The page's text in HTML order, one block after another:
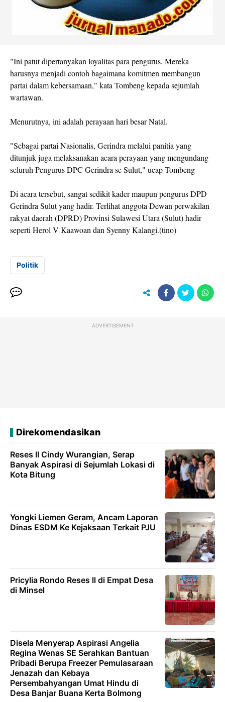
"Ini patut dipertanyakan loyalitas para pengurus. Mereka
harusnya menjadi contoh bagaimana komitmen membangun
partai dalam kebersamaan," kata Tombeng kepada sejumlah
wartawan.
Menurutnya, ini adalah perayaan hari besar Natal.
"Sebagai partai Nasionalis, Gerindra melalui panitia yang
ditunjuk juga melaksanakan acara perayaan yang mengundang
seluruh Pengurus DPC Gerindra se Sulut," ucap Tombeng
Di acara tersebut, sangat sedikit kader maupun pengurus DPD
Gerindra Sulut yang hadir. Terlihat anggota Dewan perwakilan
rakyat daerah (DPRD) Provinsi Sulawesi Utara (Sulut) hadir
seperti Herol V Kaawoan dan Syenny Kalangi.(tino)
Politik
ADVERTISEMENT
Direkomendasikan
Reses ll Cindy Wurangian, Serap
Banyak Aspirasi di Sejumlah Lokasi di
Kota Bitung
Yongki Liemen Geram, Ancam Laporan
Dinas ESDM Ke Kejaksaan Terkait PJU
Pricylia Rondo Reses ll di Empat Desa
di Minsel
Disela Menyerap Aspirasi Angelia
Regina Wenas SE Serahkan Bantuan
Pribadi Berupa Freezer Pemulasaraan
Jenazah dan Kebaya
Persembahyangan Umat Hindu di
Desa Banjar Buana Kerta Bolmong